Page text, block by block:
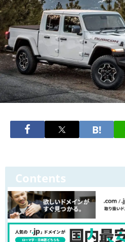
Contents